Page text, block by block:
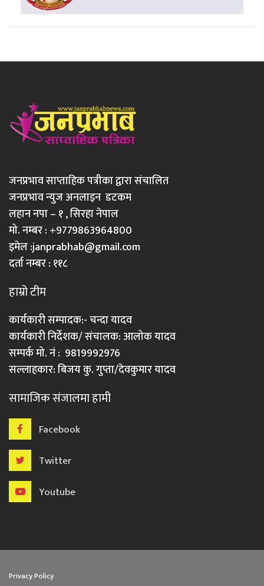
जनप्रभाव साप्ताहिक पत्रीका द्वारा संचालित
जनप्रभाव न्युज अनलाइन डटकम
लहान नपा – १ , सिरहा नेपाल
मो. नम्बर : +9779863964800
इमेल :janprabhab@gmail.com
दर्ता नम्बर : ११८
हाम्रो टीम
कार्यकारी सम्पादक:- चन्दा यादव
कार्यकारी निर्देशक/ संचालक: आलोक यादव
सम्पर्क मो. नं : 9819992976
सल्लाहकार: बिजय कु. गुप्ता/देवकुमार यादव
सामाजिक संजालमा हामी
Facebook
Twitter
Youtube
Privacy Policy